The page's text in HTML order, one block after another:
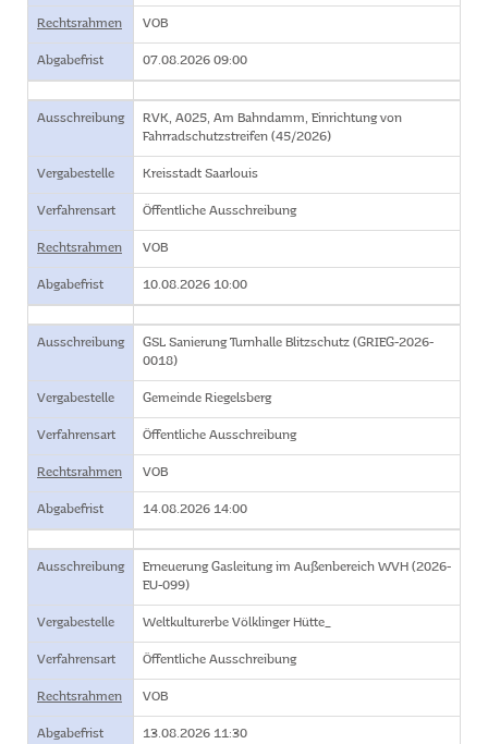
Rechtsrahmen VOB
Abgabefrist 07.08.2026 09:00
Ausschreibung
RVK, A025, Am Bahndamm, Einrichtung von
Fahrradschutzstreifen (45/2026)
Vergabestelle Kreisstadt Saarlouis
Verfahrensart Öffentliche Ausschreibung
Rechtsrahmen VOB
Abgabefrist 10.08.2026 10:00
Ausschreibung
GSL Sanierung Turnhalle Blitzschutz (GRIEG-2026-
0018)
Vergabestelle Gemeinde Riegelsberg
Verfahrensart Öffentliche Ausschreibung
Rechtsrahmen VOB
Abgabefrist 14.08.2026 14:00
Ausschreibung
Erneuerung Gasleitung im Außenbereich WVH (2026-
EU-099)
Vergabestelle Weltkulturerbe Völklinger Hütte_
Verfahrensart Öffentliche Ausschreibung
Rechtsrahmen VOB
Abgabefrist 13.08.2026 11:30